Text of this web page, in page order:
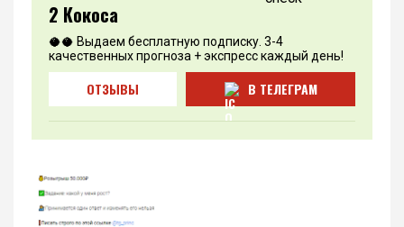
2 Кокоса
🥥🥥 Выдаем бесплатную подписку. 3-4
качественных прогноза + экспресс каждый день!
ОТЗЫВЫ В ТЕЛЕГРАМ